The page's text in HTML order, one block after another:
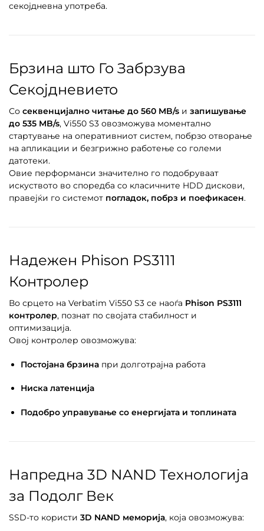
секојдневна употреба.
Брзина што Го Забрзува
Секојдневието
Со секвенцијално читање до 560 MB/s и запишување
до 535 MB/s, Vi550 S3 овозможува моментално
стартување на оперативниот систем, побрзо отворање
на апликации и безгрижно работење со големи
датотеки.
Овие перформанси значително го подобруваат
искуството во споредба со класичните HDD дискови,
правејќи го системот погладок, побрз и поефикасен.
Надежен Phison PS3111
Контролер
Во срцето на Verbatim Vi550 S3 се наоѓа Phison PS3111
контролер, познат по својата стабилност и
оптимизација.
Овој контролер овозможува:
Постојана брзина при долготрајна работа
Ниска латенција
Подобро управување со енергијата и топлината
Напредна 3D NAND Технологија
за Подолг Век
SSD-то користи 3D NAND меморија, која овозможува: